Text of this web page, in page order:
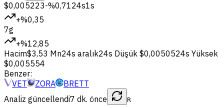
$0,005223-%0,7124s1s
+%0,35
7g
+%12,85
Hacim$3,53 Mn24s aralık24s Düşük $0,0050524s Yüksek
$0,005554
Benzer:
VET
ZORA
BRETT
Analiz güncellendi7 dk. önce R